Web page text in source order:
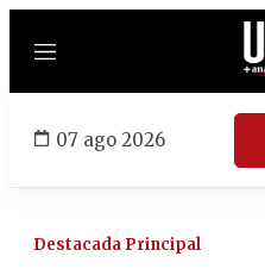
Menú
07 ago 2026
Destacada Principal